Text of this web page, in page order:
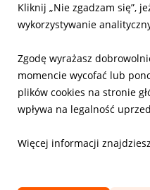
Dla inwestorów
Raporty bieżące
Ład Korporacyjny
Akcje
Prezentacje
IR Kontakt
Kliknij „Nie zgadzam się”,
wykorzystywanie
Zgodę wyrażasz
momencie wycofać lub
plików cookies na stronie
wpływa na legalność
Więcej informacji